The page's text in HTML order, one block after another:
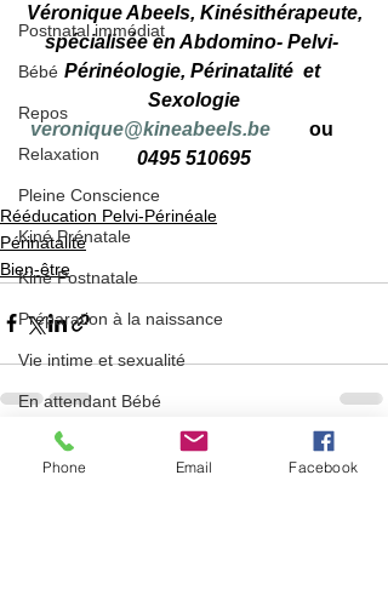
Postnatal immédiat
Bébé
Repos
Relaxation
Pleine Conscience
Kiné Prénatale
Kiné Postnatale
Préparation à la naissance
Vie intime et sexualité
En attendant Bébé
Première séance
Véronique Abeels, Kinésithérapeute,
spécialisée en Abdomino- Pelvi-
Périnéologie, Périnatalité  et
Sexologie
veronique@kineabeels.be
        ou
0495 510695
Rééducation Pelvi-Périnéale
Périnatalité
Bien-être
Posts récents Voir tout
Phone Email Facebook